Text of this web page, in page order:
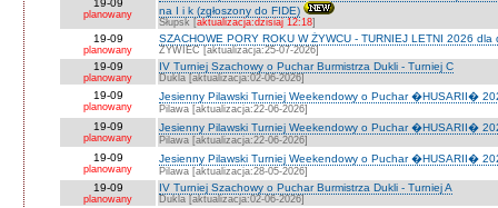
19-09
planowany
na I i k (zgłoszony do FIDE)
Słupsk [aktualizacja:dzisiaj 12:18]
19-09
planowany
SZACHOWE PORY ROKU W ŻYWCU - TURNIEJ LETNI 2026 dla
ŻYWIEC [aktualizacja:25-07-2026]
19-09
planowany
IV Turniej Szachowy o Puchar Burmistrza Dukli - Turniej C
Dukla [aktualizacja:02-06-2026]
19-09
planowany
Jesienny Pilawski Turniej Weekendowy o Puchar �HUSARII�
Pilawa [aktualizacja:22-06-2026]
19-09
planowany
Jesienny Pilawski Turniej Weekendowy o Puchar �HUSARII�
Pilawa [aktualizacja:22-06-2026]
19-09
planowany
Jesienny Pilawski Turniej Weekendowy o Puchar �HUSARII�
Pilawa [aktualizacja:28-05-2026]
19-09
planowany
IV Turniej Szachowy o Puchar Burmistrza Dukli - Turniej A
Dukla [aktualizacja:02-06-2026]